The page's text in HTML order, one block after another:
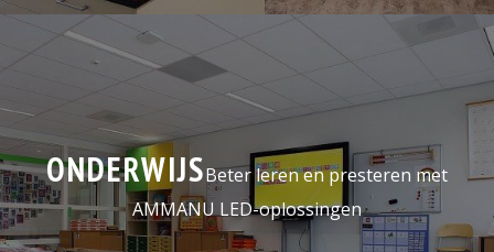
ONDERWIJSBeter leren en presteren met
AMMANU LED-oplossingen